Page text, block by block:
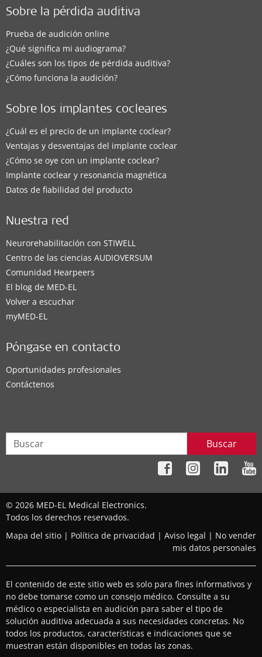
Sobre la pérdida auditiva
Prueba de audición online
¿Qué significa mi audiograma?
¿Cuáles son los tipos de pérdida auditiva?
¿Cómo funciona la audición?
Sobre los implantes cocleares
¿Cuál es el precio de un implante coclear?
Ventajas y desventajas del implante coclear
¿Cómo se oye con un implante coclear?
Implante coclear y resonancia magnética
Datos de fiabilidad del producto
Nuestra red
Neurorehabilitación con STIWELL
Centro de las ciencias AUDIOVERSUM
Comunidad Hearpeers
El blog de MED-EL
Volver a escuchar
myMED‑EL
Póngase en contacto
Oportunidades profesionales
Contáctenos
Buscar
© 2026 MED-EL Medical Electronics.
Todos los derechos reservados.
Mapa del sitio | Política de privacidad | Aviso legal | No vender
mis datos personales
El contenido de este sitio web es solo para fines informativos y
no debe tomarse como un consejo médico. Consulte a su
médico o especialista en audición para saber el tipo de
solución auditiva adecuada a sus necesidades concretas. No
todos los productos, características e indicaciones que se
muestran están disponibles en todas las zonas.